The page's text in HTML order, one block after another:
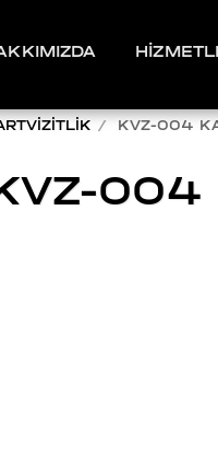
KVZ-004
004